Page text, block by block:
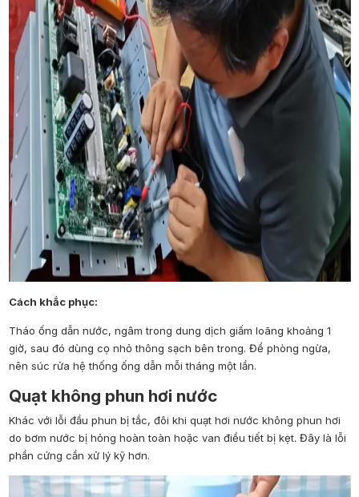
Cách khắc phục:
Tháo ống dẫn nước, ngâm trong dung dịch giấm loãng khoảng 1
giờ, sau đó dùng cọ nhỏ thông sạch bên trong. Để phòng ngừa,
nên súc rửa hệ thống ống dẫn mỗi tháng một lần.
Quạt không phun hơi nước
Khác với lỗi đầu phun bị tắc, đôi khi quạt hơi nước không phun hơi
do bơm nước bị hỏng hoàn toàn hoặc van điều tiết bị kẹt. Đây là lỗi
phần cứng cần xử lý kỹ hơn.